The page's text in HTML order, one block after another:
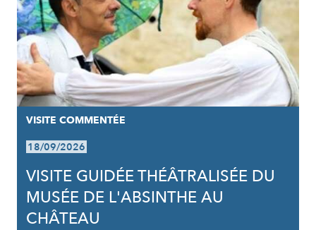
VISITE COMMENTÉE
18/09/2026
VISITE GUIDÉE THÉÂTRALISÉE DU
MUSÉE DE L'ABSINTHE AU
CHÂTEAU